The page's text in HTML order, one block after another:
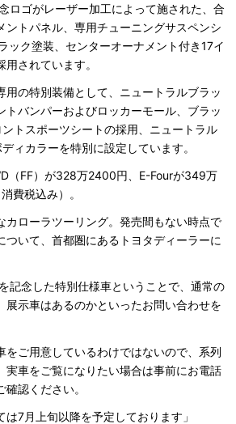
ロゴがレーザー加工によって施された、合
ントパネル、専用チューニングサスペンシ
ック塗装、センターオーナメント付き17イ
されています。
の特別装備として、ニュートラルブラッ
トバンパーおよびロッカーモール、ブラッ
トスポーツシートの採用、ニュートラル
ィカラーを特別に設定しています。
（FF）が328万2400円、E-Fourが349万
費税込み）。
ローラツーリング。発売間もない時点で
ついて、首都圏にあるトヨタディーラーに
記念した特別仕様車ということで、通常の
展示車はあるのかといったお問い合わせを
ご用意しているわけではないので、系列
実車をご覧になりたい場合は事前にお電話
認ください。
7月上旬以降を予定しております」